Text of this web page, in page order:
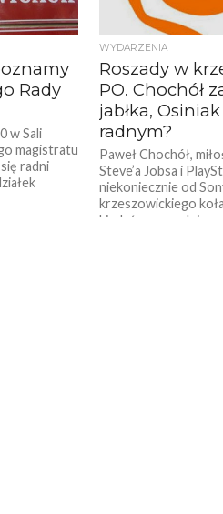
Rady
w Sali
magistratu
radni
WYDARZENIA
Roszady w
PO. Chochół
jabłka,
radnym?
Paweł Chochół,
Steve’a Jobsa i
niekoniecznie od
krzeszowickiego
kiedyś